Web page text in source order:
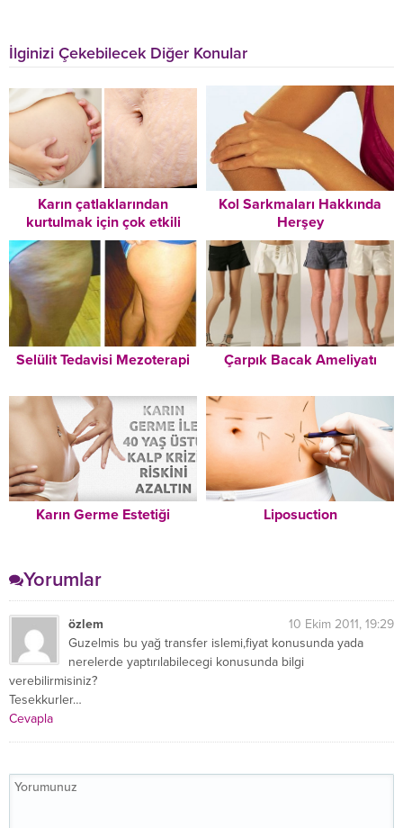
İlginizi Çekebilecek Diğer Konular
Karın çatlaklarından
kurtulmak için çok etkili
yöntem
Kol Sarkmaları Hakkında
Herşey
Selülit Tedavisi Mezoterapi Çarpık Bacak Ameliyatı
Karın Germe Estetiği Liposuction
Yorumlar
özlem
10 Ekim 2011, 19:29
Guzelmis bu yağ transfer islemi,fiyat konusunda yada
nerelerde yaptırılabilecegi konusunda bilgi
verebilirmisiniz?
Tesekkurler…
Cevapla